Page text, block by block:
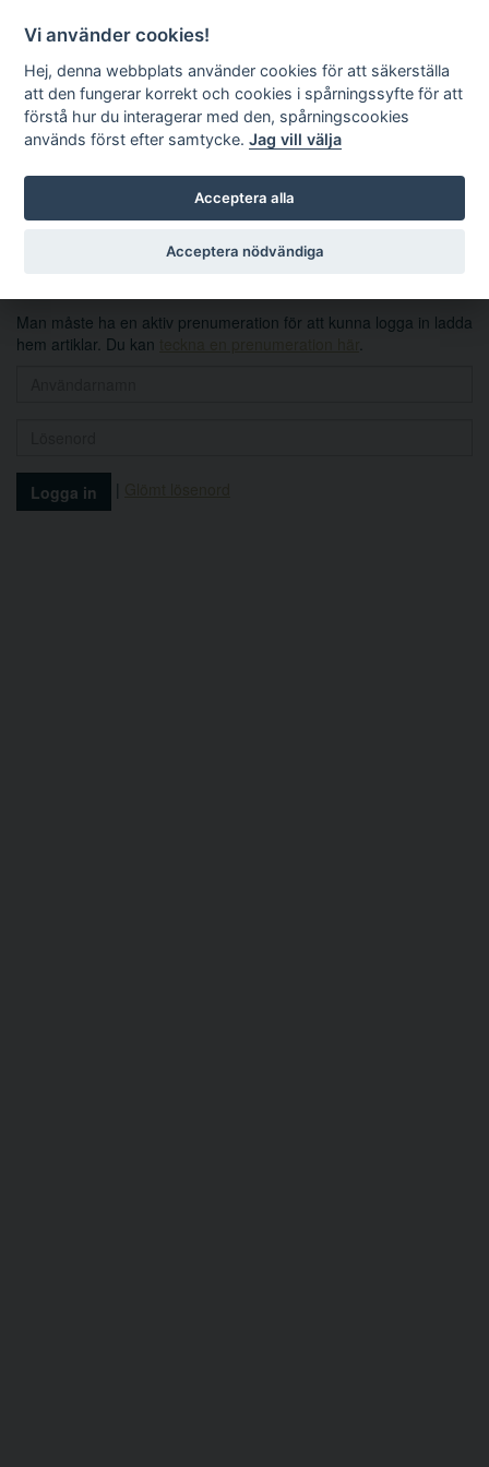
Sök
Logga in
Man måste ha en aktiv prenumeration för att kunna logga in ladda
hem artiklar. Du kan
|
Vi använder cookies!
Hej, denna webbplats använder cookies för att säkerställa
att den fungerar korrekt och cookies i spårningssyfte för att
förstå hur du interagerar med den, spårningscookies
används först efter samtycke.Jag vill välja
Acceptera alla
Acceptera nödvändiga